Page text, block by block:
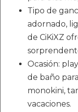
Tipo de
adornado,
de CiKiXZ
Ocasión:
de baño
monokini,
vacaciones.